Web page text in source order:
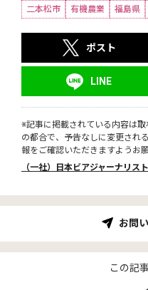
二本松市
有機農業 福島県
ポスト
LINE
※記事に掲載されている内容は
の都合で、予告なしに変更され
報をご確認いただきますようお
（一社）日本ビアジャーナリス
お問
この記